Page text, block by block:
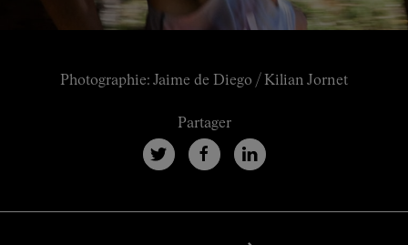
Photographie: Jaime de Diego / Kilian Jornet
Partager